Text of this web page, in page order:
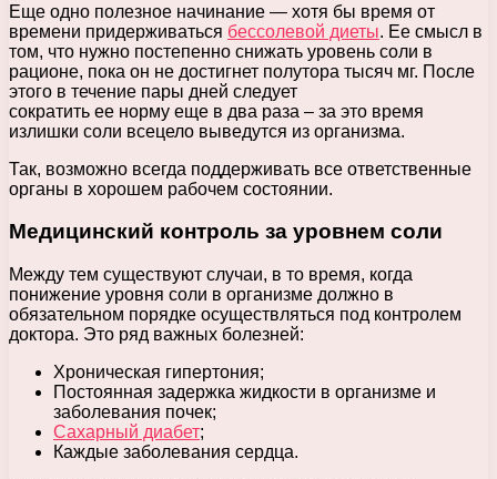
Еще одно полезное начинание — хотя бы время от
времени придерживаться бессолевой диеты. Ее смысл в
том, что нужно постепенно снижать уровень соли в
рационе, пока он не достигнет полутора тысяч мг. После
этого в течение пары дней следует
сократить ее норму еще в два раза – за это время
излишки соли всецело выведутся из организма.
Так, возможно всегда поддерживать все ответственные
органы в хорошем рабочем состоянии.
Медицинский контроль за уровнем соли
Между тем существуют случаи, в то время, когда
понижение уровня соли в организме должно в
обязательном порядке осуществляться под контролем
доктора. Это ряд важных болезней:
Хроническая гипертония;
Постоянная задержка жидкости в организме и
заболевания почек;
Сахарный диабет;
Каждые заболевания сердца.